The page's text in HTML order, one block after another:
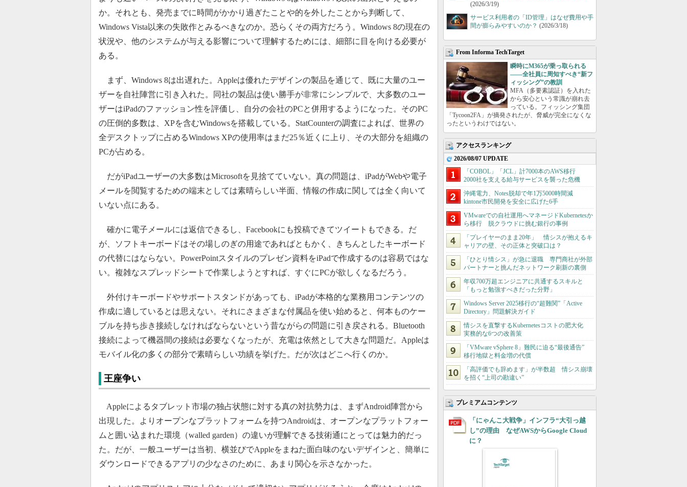
か。それとも、発売までに時間がかかり過ぎたことや的を外したことから判断して、
Windows Vista以来の失敗作とみるべきなのか。恐らくその両方だろう。Windows 8の現在の
状況や、他のシステムが与える影響について理解するためには、細部に目を向ける必要が
ある。
まず、Windows 8は出遅れた。Appleは優れたデザインの製品を通じて、既に大量のユー
ザーを自社陣営に引き入れた。同社の製品は使い勝手が非常にシンプルで、大多数のユー
ザーはiPadのファッション性を評価し、自分の会社のPCと併用するようになった。そのPC
の圧倒的多数は、XPを含むWindowsを搭載している。StatCounterの調査によれば、世界の
全デスクトップに占めるWindows XPの使用率はまだ25％近くに上り、その大部分を組織の
PCが占める。
だがiPadユーザーの大多数はMicrosoftを見捨てていない。真の問題は、iPadがWebや電子
メールを閲覧するための端末としては素晴らしい半面、情報の作成に関しては全く向いて
いない点にある。
確かに電子メールには返信できるし、Facebookにも投稿できてツイートもできる。だ
が、ソフトキーボードはその場しのぎの用途であればともかく、きちんとしたキーボード
の代替にはならない。PowerPointスタイルのプレゼン資料をiPadで作成するのは容易ではな
い。複雑なスプレッドシートで作業しようとすれば、すぐにPCが欲しくなるだろう。
外付けキーボードやサポートスタンドがあっても、iPadが本格的な業務用コンテンツの
作成に適しているとは思えない。それにさまざまな付属品を使い始めると、何本ものケー
ブルを持ち歩き接続しなければならないという昔ながらの問題に引き戻される。Bluetooth
接続によって機器間の接続は必要なくなったが、充電は依然として大きな問題だ。Appleは
モバイル化の多くの部分で素晴らしい功績を挙げた。だが次はどこへ行くのか。
王座争い
Appleによるタブレット市場の独占状態に対する真の対抗勢力は、まずAndroid陣営から
出現した。よりオープンなプラットフォームを持つAndroidは、オープンなプラットフォー
ムと囲い込まれた環境（walled garden）の違いが理解できる技術通にとっては魅力的だっ
た。だが、一般ユーザーは当初、横並びでAppleをまねた面白味のないデザインと、簡単に
ダウンロードできるアプリの少なさのために、あまり関心を示さなかった。
(2026/3/19)
サービス利用者の「ID管理」はなぜ費用や手
間が膨らみやすいのか？ (2026/3/18)
From Informa TechTarget
瞬時にM365が乗っ取られる
――全社員に周知すべき“新フ
ィッシング”の教訓
MFA（多要素認証）を入れた
から安心という常識が崩れ去
っている。フィッシング集団
「Tycoon2FA」が摘発されたが、脅威が完全になくな
ったというわけではない。
アクセスランキング
2026/08/07 UPDATE
「COBOL」「JCL」計7000本のAWS移行
2000社を支える給与サービスを襲った危機
沖縄電力、Notes脱却で年1万5000時間減
kintone市民開発を安全に広げた6手
VMwareでの自社運用へマネージドKubernetesか
ら移行 脱クラウドに挑む銀行の事例
「プレイヤーのまま20年」 情シスが抱えるキ
ャリアの壁、その正体と突破口は？
「ひとり情シス」が急に退職 専門商社が外部
パートナーと挑んだネットワーク刷新の裏側
年収700万超エンジニアに共通するスキルと
「もっと勉強すべきだった分野」
Windows Server 2025移行の“超難関”「Active
Directory」問題解決ガイド
情シスを直撃するKubernetesコストの肥大化
実務的な6つの改善策
「VMware vSphere 8」難民に迫る“最後通告”
移行地獄と料金増の代償
「高評価でも辞めます」が半数超 情シス崩壊
を招く“上司の勘違い”
プレミアムコンテンツ
「にゃんこ大戦争」インフラ“大引っ越
し”の理由 なぜAWSからGoogle Cloud
に？